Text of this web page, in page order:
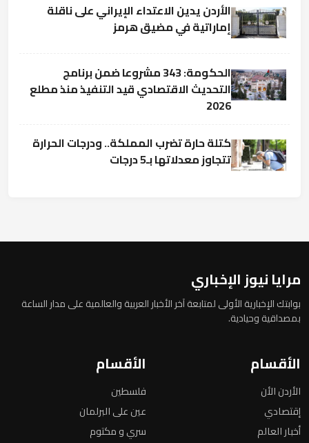
الأردن يدين الاعتداء الإيراني على ناقلة
إماراتية في مضيق هرمز
الحكومة: 343 مشروعا ضمن برنامج
التحديث الاقتصادي قيد التنفيذ منذ مطلع
2026
كتلة حارة تضرب المملكة.. ودرجات الحرارة
تتجاوز معدلاتها بـ5 درجات
مرايا نيوز الإخباري
بوابتك الإخبارية الأولى لمتابعة آخر الأخبار العربية والعالمية على مدار الساعة
بمصداقية وحيادية.
الأقسام
الأردن الأن
إقتصادي
أخبار العالم
الأقسام
فلسطين
عين على البرلمان
سري و مكتوم